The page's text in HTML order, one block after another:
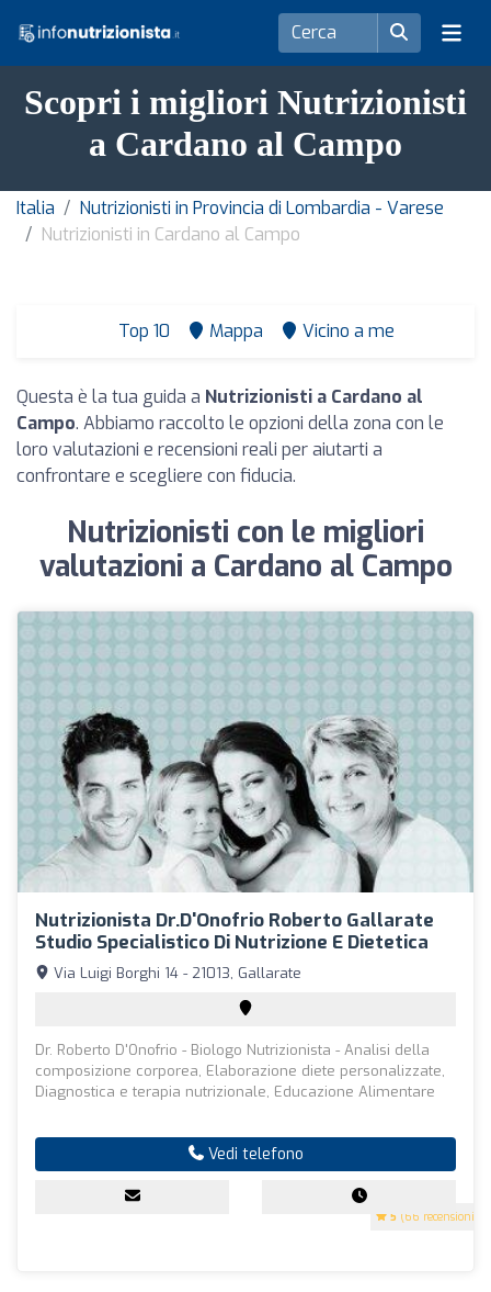
Scopri i migliori Nutrizionisti
a Cardano al Campo
Italia
Nutrizionisti in Provincia di Lombardia - Varese
Nutrizionisti in Cardano al Campo
Top 10 Mappa Vicino a me
Questa è la tua guida a Nutrizionisti a Cardano al
Campo. Abbiamo raccolto le opzioni della zona con le
loro valutazioni e recensioni reali per aiutarti a
confrontare e scegliere con fiducia.
Nutrizionisti con le migliori
valutazioni a Cardano al Campo
Nutrizionista Dr.D'Onofrio Roberto Gallarate
Studio Specialistico Di Nutrizione E Dietetica
5 (66 recensioni)
Via Luigi Borghi 14 - 21013, Gallarate
Dr. Roberto D'Onofrio - Biologo Nutrizionista - Analisi della
composizione corporea, Elaborazione diete personalizzate,
Diagnostica e terapia nutrizionale, Educazione Alimentare
Vedi telefono